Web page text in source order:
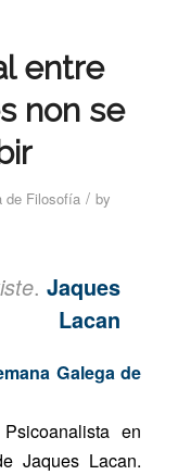
entre
non se
de Filosofía / by
. Jaques
Lacan
Galega de
en
Jaques Lacan.